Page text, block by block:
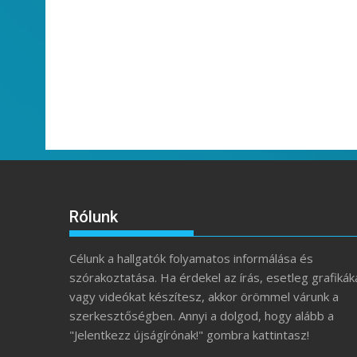
Rólunk
Célunk a hallgatók folyamatos informálása és
szórakoztatása. Ha érdekel az írás, esetleg
vagy videókat készítesz, akkor örömmel várunk a
szerkesztőségben. Annyi a dolgod, hogy alább a
"Jelentkezz újságírónak!" gombra kattintasz!